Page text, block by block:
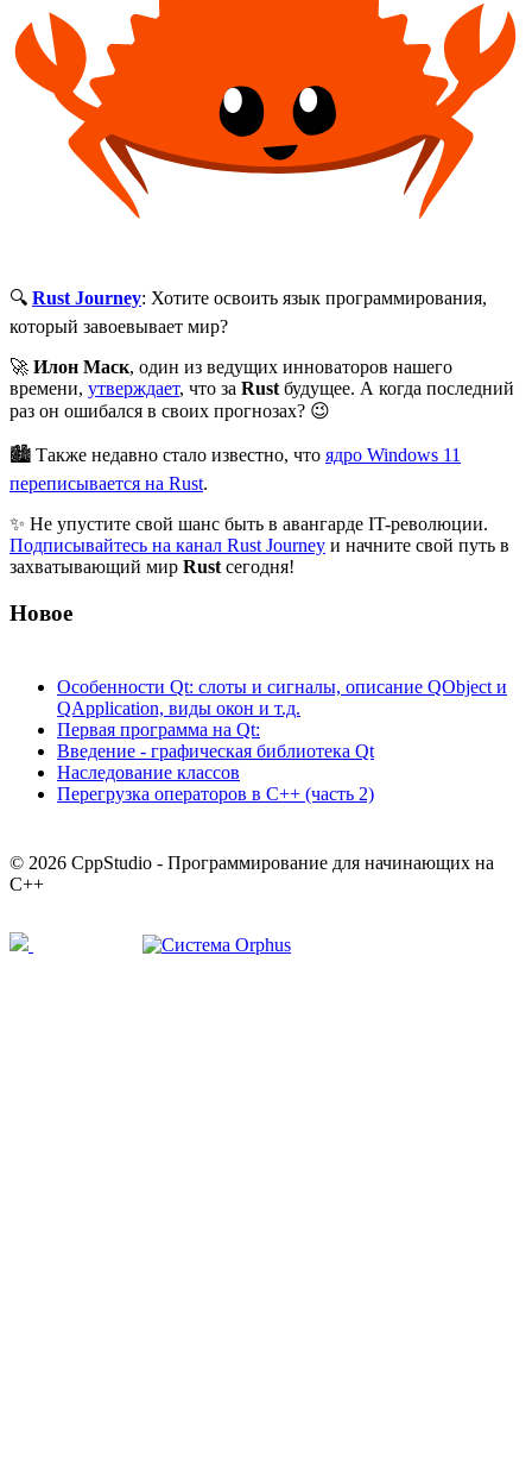
🔍 Rust Journey: Хотите освоить язык программирования,
который завоевывает мир?
🚀 Илон Маск, один из ведущих инноваторов нашего
времени, утверждает, что за Rust будущее. А когда последний
раз он ошибался в своих прогнозах? 😉
🏙 Также недавно стало известно, что ядро Windows 11
переписывается на Rust.
✨ Не упустите свой шанс быть в авангарде IT-революции.
Подписывайтесь на канал Rust Journey и начните свой путь в
захватывающий мир Rust сегодня!
Новое
Особенности Qt: слоты и сигналы, описание QObject и
QApplication, виды окон и т.д.
Первая программа на Qt:
Введение - графическая библиотека Qt
Наследование классов
Перегрузка операторов в С++ (часть 2)
© 2026 CppStudio - Программирование для начинающих на
С++